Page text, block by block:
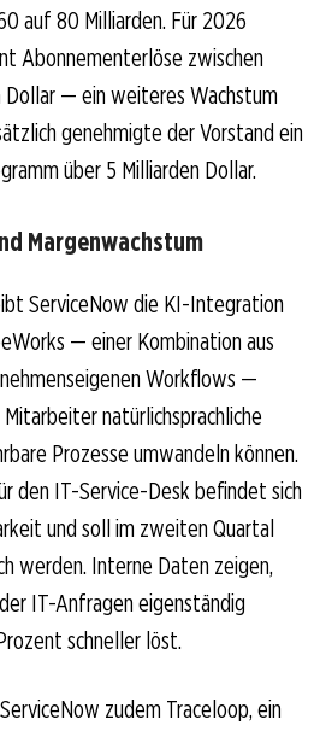
auf 80 Milliarden. Für 2026
Abonnementerlöse zwischen
Dollar — ein weiteres Wachstum
genehmigte der Vorstand ein
über 5 Milliarden Dollar.
Margenwachstum
ServiceNow die KI-Integration
— einer Kombination aus
Workflows —
natürlichsprachliche
Prozesse umwandeln können.
den IT-Service-Desk befindet sich
und soll im zweiten Quartal
werden. Interne Daten zeigen,
IT-Anfragen eigenständig
schneller löst.
zudem Traceloop, ein